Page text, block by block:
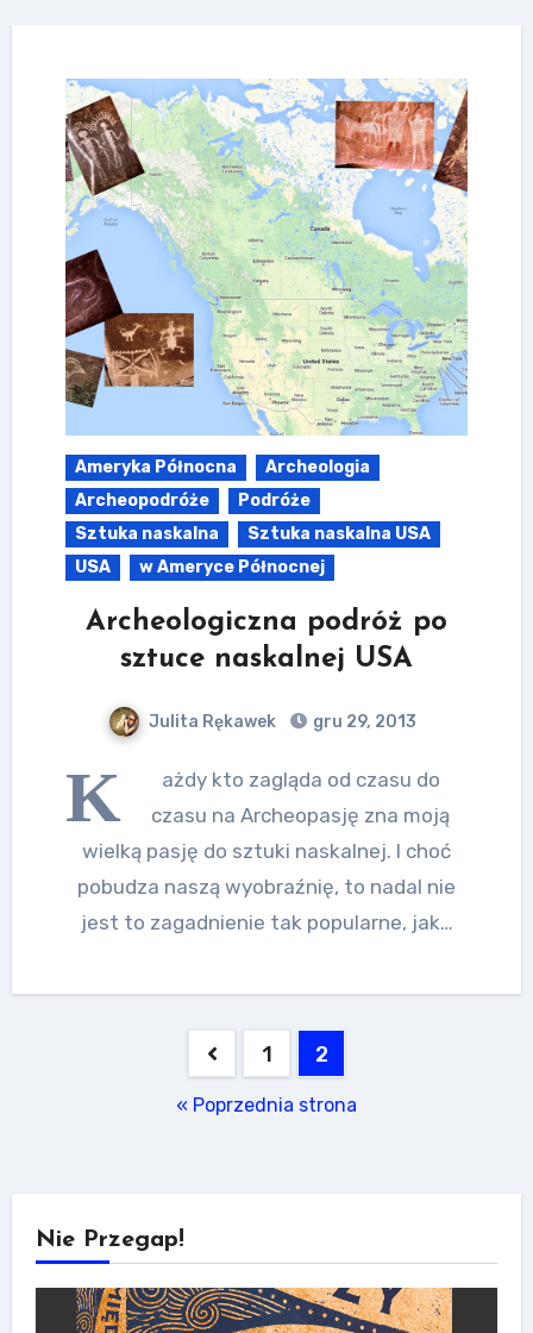
Ameryka Północna
Archeologia
Archeopodróże
Podróże
Sztuka naskalna
Sztuka naskalna USA
USA
w Ameryce Północnej
Archeologiczna podróż po
sztuce naskalnej USA
Julita Rękawek gru 29, 2013
K
ażdy kto zagląda od czasu do
czasu na Archeopasję zna moją
wielką pasję do sztuki naskalnej. I choć
pobudza naszą wyobraźnię, to nadal nie
jest to zagadnienie tak popularne, jak…
Stronicowanie
1 2
« Poprzednia strona
Nie Przegap!